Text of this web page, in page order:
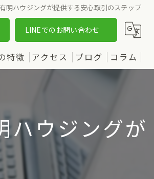
明ハウジングが提供する安心取引のステップ
LINEでのお問い合わせ
特徴 アクセス ブログ コラム
ハウジングが